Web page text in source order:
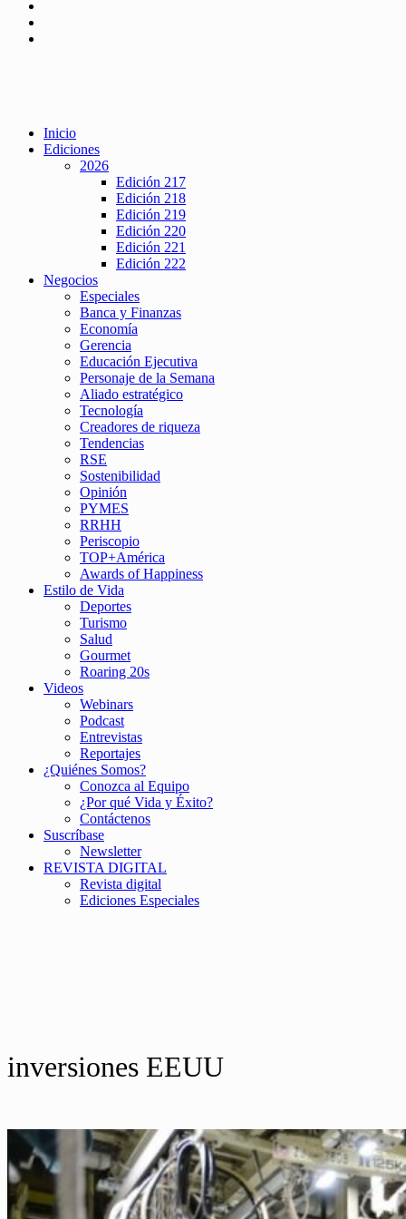
Inicio
Ediciones
2026
Edición 217
Edición 218
Edición 219
Edición 220
Edición 221
Edición 222
Negocios
Especiales
Banca y Finanzas
Economía
Gerencia
Educación Ejecutiva
Personaje de la Semana
Aliado estratégico
Tecnología
Creadores de riqueza
Tendencias
RSE
Sostenibilidad
Opinión
PYMES
RRHH
Periscopio
TOP+América
Awards of Happiness
Estilo de Vida
Deportes
Turismo
Salud
Gourmet
Roaring 20s
Videos
Webinars
Podcast
Entrevistas
Reportajes
¿Quiénes Somos?
Conozca al Equipo
¿Por qué Vida y Éxito?
Contáctenos
Suscríbase
Newsletter
REVISTA DIGITAL
Revista digital
Ediciones Especiales
inversiones EEUU